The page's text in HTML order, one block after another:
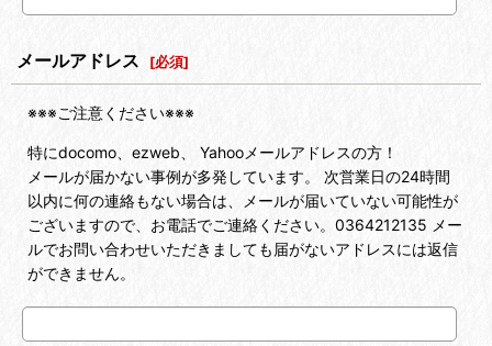
メールアドレス [必須]
※※※ご注意ください※※※
特にdocomo、ezweb、 Yahooメールアドレスの方！
メールが届かない事例が多発しています。 次営業日の24時間
以内に何の連絡もない場合は、メールが届いていない可能性が
ございますので、お電話でご連絡ください。0364212135 メー
ルでお問い合わせいただきましても届がないアドレスには返信
ができません。